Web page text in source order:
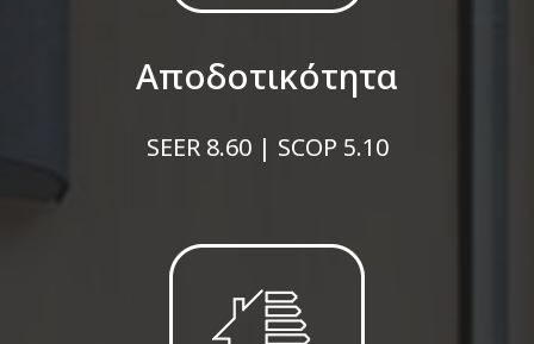
Αποδοτικότητα
SEER 8.60 | SCOP 5.10